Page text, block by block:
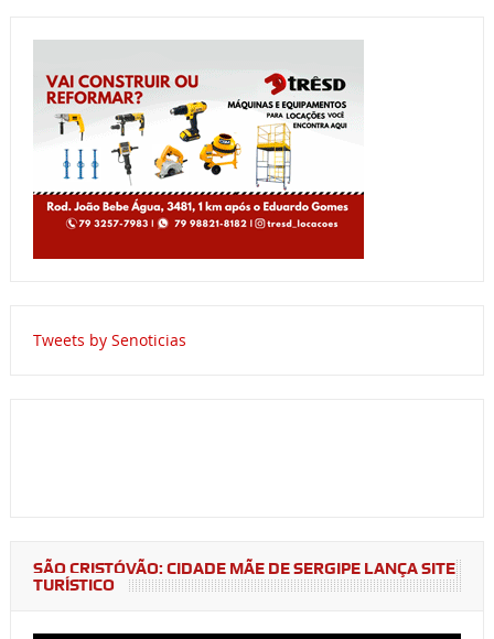
Tweets by Senoticias
SÃO CRISTÓVÃO: CIDADE MÃE DE SERGIPE LANÇA SITE
TURÍSTICO